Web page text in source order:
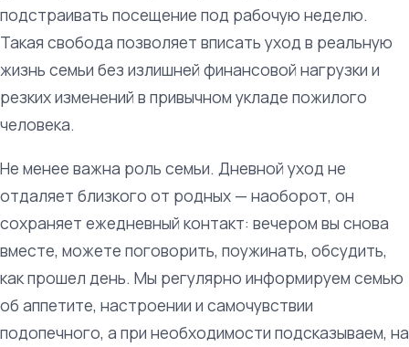
подстраивать посещение под рабочую неделю.
Такая свобода позволяет вписать уход в реальную
жизнь семьи без излишней финансовой нагрузки и
резких изменений в привычном укладе пожилого
человека.
Не менее важна роль семьи. Дневной уход не
отдаляет близкого от родных — наоборот, он
сохраняет ежедневный контакт: вечером вы снова
вместе, можете поговорить, поужинать, обсудить,
как прошел день. Мы регулярно информируем семью
об аппетите, настроении и самочувствии
подопечного, а при необходимости подсказываем, на